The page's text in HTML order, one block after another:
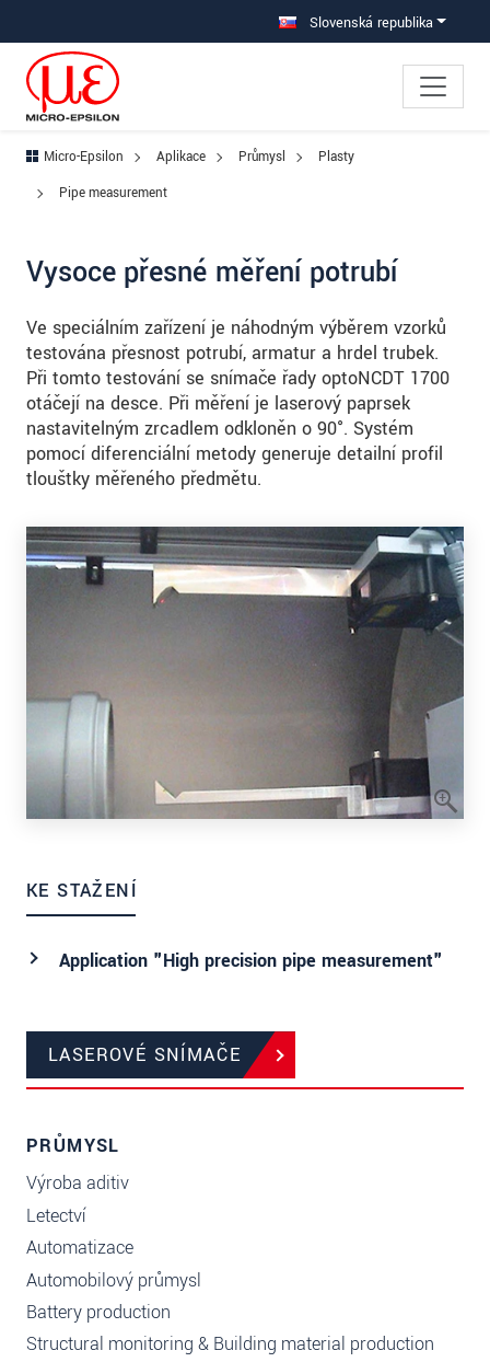
Prejdite priamo na hlavnú navigáciu Slovenská republika
Micro-Epsilon Aplikace Průmysl
Plasty
Pipe measurement
Vysoce přesné měření potrubí
Ve speciálním zařízení je náhodným výběrem vzorků
testována přesnost potrubí, armatur a hrdel trubek.
Při tomto testování se snímače řady optoNCDT 1700
otáčejí na desce. Při měření je laserový paprsek
nastavitelným zrcadlem odkloněn o 90°. Systém
pomocí diferenciální metody generuje detailní profil
tloušťky měřeného předmětu.
KE STAŽENÍ
Application "High precision pipe measurement"
LASEROVÉ SNÍMAČE
PRŮMYSL
Výroba aditiv
Letectví
Automatizace
Automobilový průmysl
Battery production
Structural monitoring & Building material production